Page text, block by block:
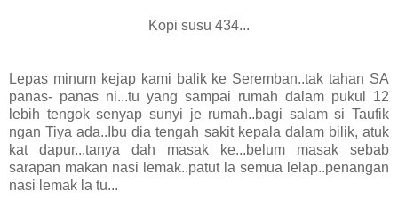
Kopi susu 434...
Lepas minum kejap kami balik ke Seremban..tak tahan SA
panas- panas ni...tu yang sampai rumah dalam pukul 12
lebih tengok senyap sunyi je rumah..bagi salam si Taufik
ngan Tiya ada..Ibu dia tengah sakit kepala dalam bilik, atuk
kat dapur...tanya dah masak ke...belum masak sebab
sarapan makan nasi lemak..patut la semua lelap..penangan
nasi lemak la tu...